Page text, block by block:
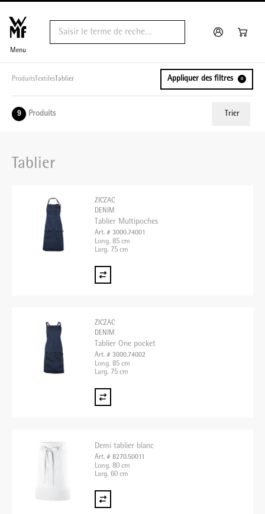
Menu
Produits Textiles Tablier Appliquer des filtres 0
9 Produits Trier
Tablier
ZICZAC
DENIM
Tablier Multipoches
Art. # 3000.74001
Long. 85 cm
Larg. 75 cm
ZICZAC
DENIM
Tablier One pocket
Art. # 3000.74002
Long. 85 cm
Larg. 75 cm
Demi tablier blanc
Art. # 8270.50011
Long. 80 cm
Larg. 60 cm